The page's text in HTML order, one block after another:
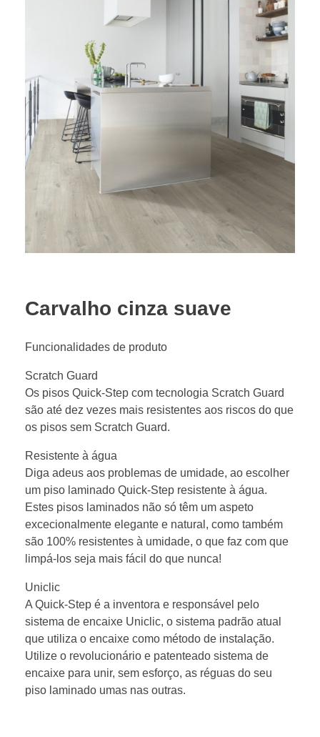
Carvalho cinza suave
Funcionalidades de produto
Scratch Guard
Os pisos Quick-Step com tecnologia Scratch Guard
são até dez vezes mais resistentes aos riscos do que
os pisos sem Scratch Guard.
Resistente à água
Diga adeus aos problemas de umidade, ao escolher
um piso laminado Quick-Step resistente à água.
Estes pisos laminados não só têm um aspeto
excecionalmente elegante e natural, como também
são 100% resistentes à umidade, o que faz com que
limpá-los seja mais fácil do que nunca!
Uniclic
A Quick-Step é a inventora e responsável pelo
sistema de encaixe Uniclic, o sistema padrão atual
que utiliza o encaixe como método de instalação.
Utilize o revolucionário e patenteado sistema de
encaixe para unir, sem esforço, as réguas do seu
piso laminado umas nas outras.